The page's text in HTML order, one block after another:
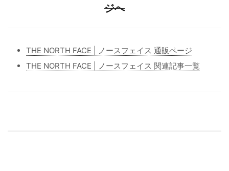
ジへ
THE NORTH FACE | ノースフェイス 通販ページ
THE NORTH FACE | ノースフェイス 関連記事一覧